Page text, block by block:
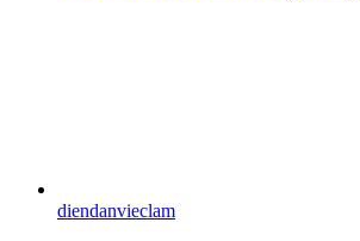
diendanvieclam